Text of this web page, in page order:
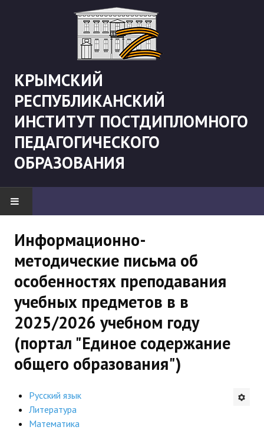
КРЫМСКИЙ
РЕСПУБЛИКАНСКИЙ
ИНСТИТУТ ПОСТДИПЛОМНОГО
ПЕДАГОГИЧЕСКОГО
ОБРАЗОВАНИЯ
"Боевая" русистика
Будни института
АНОНСЫ
ИНСТИТУТ
Противодействие коррупции
В ПОМОЩЬ УЧИТЕЛЮ
Организация УВП
Информационно-
методические письма об
особенностях преподавания
учебных предметов в в
2025/2026 учебном году
(портал "Единое содержание
общего образования")
Русский язык
Литература
Математика